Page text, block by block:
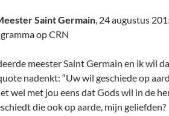
Saint Germain, 24 augustus
op CRN
meester Saint Germain en ik wil
nadenkt: “Uw wil geschiede op
wel met jou eens dat Gods wil in de
die ook op aarde, mijn geliefden?